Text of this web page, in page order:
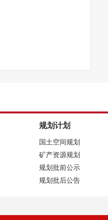
规划计划
国土空间规划
矿产资源规划
规划批前公示
规划批后公告